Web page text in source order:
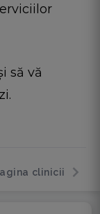
să vă
clinicii